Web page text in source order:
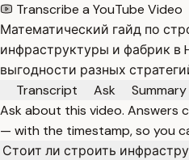
Transcribe a YouTube Video
Математический гайд по
инфраструктуры и фабрик в
выгодности разных
Transcript
Ask Summary
Ask about this video. Answers
— with the timestamp, so you
Стоит ли строить